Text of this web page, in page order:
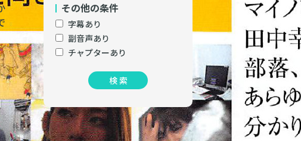
その他の条件
字幕あり
副音声あり
チャプターあり
検 索